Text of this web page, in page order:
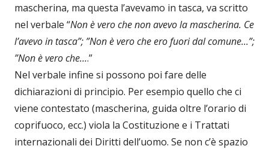
mascherina, ma questa l’avevamo in tasca, va scritto
nel verbale “Non è vero che non avevo la mascherina. Ce
l’avevo in tasca”; ”Non è vero che ero fuori dal comune...”;
”Non è vero che….”
Nel verbale infine si possono poi fare delle
dichiarazioni di principio. Per esempio quello che ci
viene contestato (mascherina, guida oltre l’orario di
coprifuoco, ecc.) viola la Costituzione e i Trattati
internazionali dei Diritti dell’uomo. Se non c’è spazio